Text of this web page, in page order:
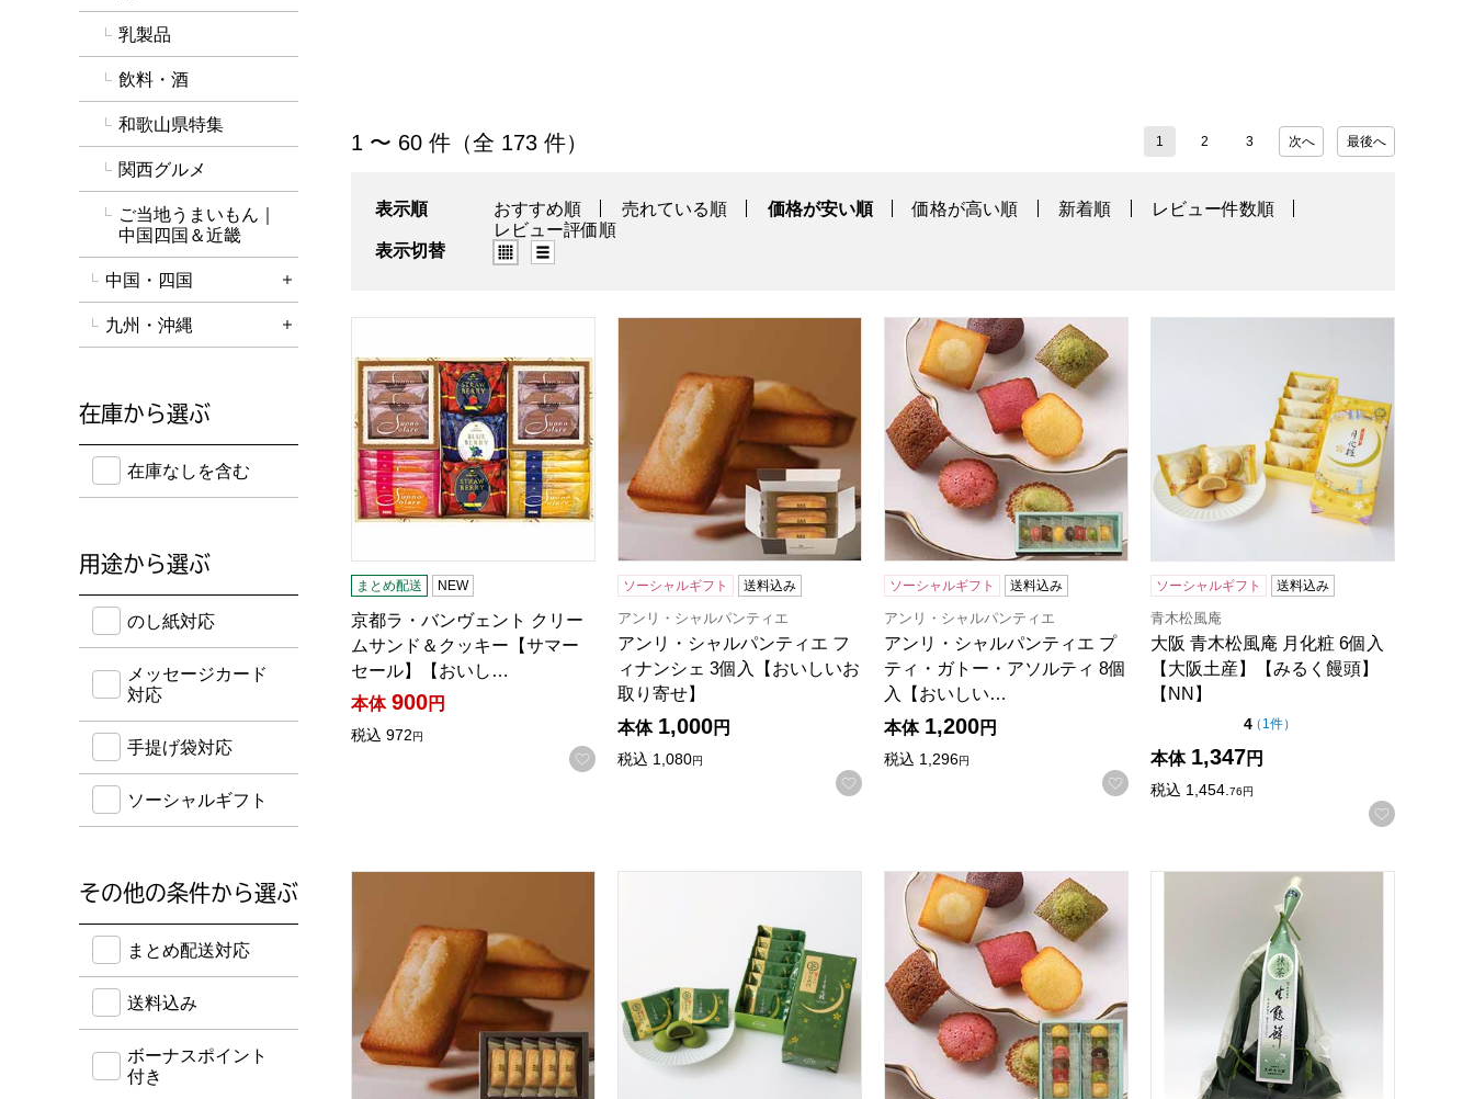
「スイーツ」の商品一覧
1 〜 60 件（全 173 件） 1 2 3 次へ 最後へ
表示順 おすすめ順 売れている順 価格が安い順 価格が高い順 新着順
レビュー件数順
レビュー評価順
表示切替
グリッド表示（タイル表示）
京都ラ・バンヴェント クリームサンド＆クッキー【サマーセール】【おいしいお取り寄せ】
まとめ配送 NEW
京都ラ・バンヴェント クリー
ムサンド＆クッキー【サマー
セール】【おいし…
本体 900円
税込 972円
お気に入りに登録する
アンリ・シャルパンティエ フィナンシェ 3個入【おいしいお取り寄せ】
ソーシャルギフト 送料込み
アンリ・シャルパンティエ
アンリ・シャルパンティエ フ
ィナンシェ 3個入【おいしいお
取り寄せ】
本体 1,000円
税込 1,080円
お気に入りに登録する
アンリ・シャルパンティエ プティ・ガトー・アソルティ 8個入【おいしい
ソーシャルギフト 送料込み
アンリ・シャルパンティエ
アンリ・シャルパンティエ プ
ティ・ガトー・アソルティ 8個
入【おいしい…
本体 1,200円
税込 1,296円
お気に入りに登録する
ソーシャルギフト 送料込み
青木松風庵
大阪 青木松風庵 月化粧 6個入
【大阪土産】【みるく饅頭】
【NN】
4点（5点満点中）
（ 1件の評価
）
本体 1,347円
税込 1,454.76円
お気に入
アンリ・シャルパンティエ フィナンシェ 5個入【おいしいお取り寄せ】
大阪 青木松風庵 伊右衛門月化粧 6個入【大阪土産】【みるく饅頭】【NN】
アンリ・シャルパンティエ プティ・ガトー・アソルティ 12個入【おいし
京都 三昇堂小倉 抹茶生麸餅【NN】
乳製品
飲料・酒
和歌山県特集
関西グルメ
ご当地うまいもん｜
中国四国＆近畿
中国・四国
詳細を開く
九州・沖縄
詳細を開く
在庫から選ぶ
在庫のない商品を含めて検索することができます。
在庫なしを含む
用途から選ぶ
のし紙・メッセージカード・手提げ袋に対応している商品から絞りこむことができます。
のし紙対応
メッセージカード
対応
手提げ袋対応
ソーシャルギフト
その他の条件から選ぶ
送料込み・ボーナスポイント付き・早得・期間限定商品から絞り込むことができます。
まとめ配送対応
送料込み
ボーナスポイント
付き